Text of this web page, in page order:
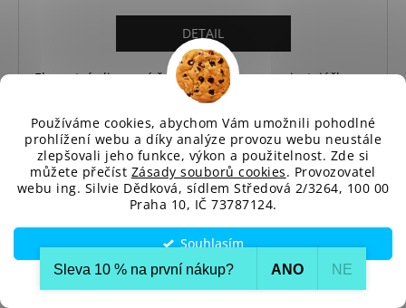
Používáme cookies, abychom Vám umožnili pohodlné
prohlížení webu a díky analýze provozu webu neustále
zlepšovali jeho funkce, výkon a použitelnost. Zde si
můžete přečíst Zásady souborů cookies. Provozovatel
webu ing. Silvie Dědková, sídlem Středová 2/3264, 100 00
Praha 10, IČ 73787124.
Souhlasím
Nastavení
DETAIL
Elegantní plisované šaty s mašlí na rameni, stojáčkem a
vzdušným střihem. Ideální na svatby,...
Univerzální
Sleva 10 % na první nákup?​ ANO NE